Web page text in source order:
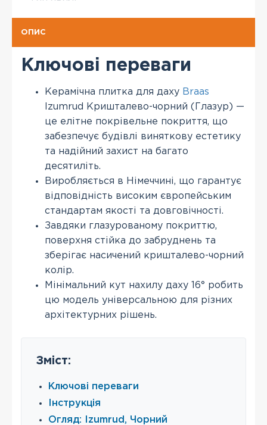
ОПИС
Ключові переваги
Керамічна плитка для даху Braas
Izumrud Кришталево-чорний (Глазур) —
це елітне покрівельне покриття, що
забезпечує будівлі виняткову естетику
та надійний захист на багато
десятиліть.
Виробляється в Німеччині, що гарантує
відповідність високим європейським
стандартам якості та довговічності.
Завдяки глазурованому покриттю,
поверхня стійка до забруднень та
зберігає насичений кришталево-чорний
колір.
Мінімальний кут нахилу даху 16° робить
цю модель універсальною для різних
архітектурних рішень.
Зміст:
Ключові переваги
Інструкція
Огляд: Izumrud, Чорний